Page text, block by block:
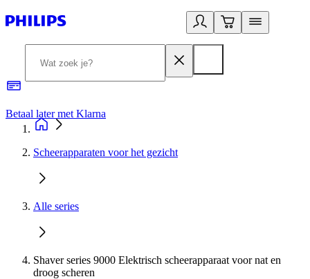
Betaal later met Klarna
Scheerapparaten voor het gezicht
Alle series
Shaver series 9000 Elektrisch scheerapparaat voor nat en
droog scheren